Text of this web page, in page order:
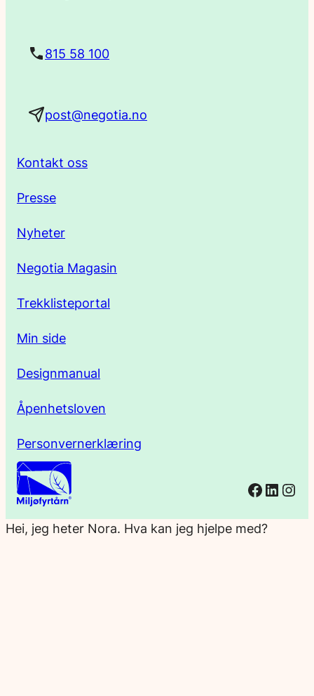
815 58 100
post@negotia.no
Kontakt oss
Presse
Nyheter
Negotia Magasin
Trekklisteportal
Min side
Designmanual
Åpenhetsloven
Personvernerklæring
Hei, jeg heter Nora. Hva kan jeg hjelpe med?